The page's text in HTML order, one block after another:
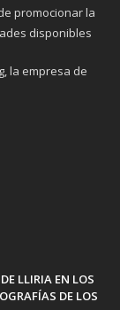
promocionar la
disponibles
la empresa de
LLIRIA EN LOS
DE LOS